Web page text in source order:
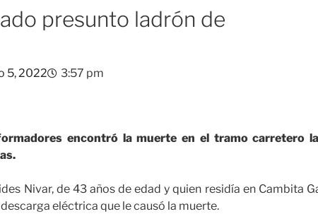
presunto ladrón de
5, 2022 3:57 pm
encontró la muerte en el tramo carretero
Nivar, de 43 años de edad y quien residía en Cambita
eléctrica que le causó la muerte.